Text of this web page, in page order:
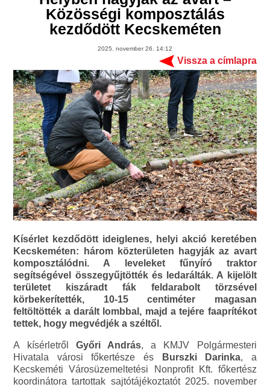
Közösségi komposztálás
kezdődött Kecskeméten
2025. november 26. 14:12
Vissza a címlapra
Kísérlet kezdődött ideiglenes, helyi akció keretében
Kecskeméten: három közterületen hagyják az avart
komposztálódni. A leveleket fűnyíró traktor
segítségével összegyűjtötték és ledarálták. A kijelölt
területet kiszáradt fák feldarabolt törzsével
körbekerítették, 10-15 centiméter magasan
feltöltötték a darált lombbal, majd a tejére faaprítékot
tettek, hogy megvédjék a széltől.
A kísérletről Győri András, a KMJV Polgármesteri
Hivatala városi főkertésze és Burszki Darinka, a
Kecskeméti Városüzemeltetési Nonprofit Kft. főkertész
koordinátora tartottak sajtótájékoztatót 2025. november